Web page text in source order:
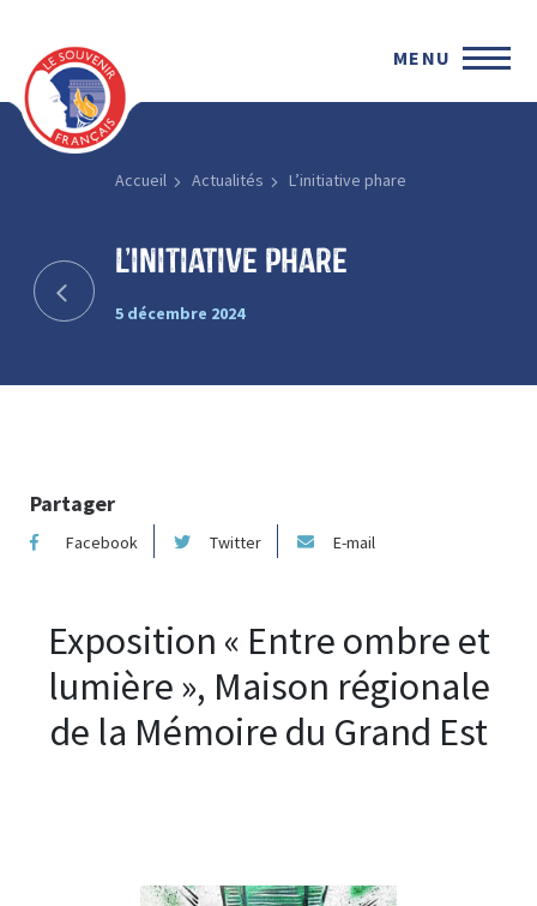
MENU
Accueil Actualités L’initiative phare
L’initiative phare
5 décembre 2024
Partager
Facebook Twitter E-mail
Exposition « Entre ombre et
lumière », Maison régionale
de la Mémoire du Grand Est